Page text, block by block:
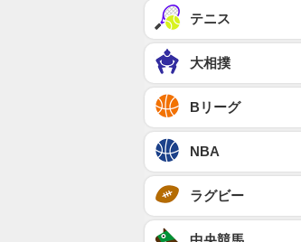
テニス
大相撲
Bリーグ
NBA
ラグビー